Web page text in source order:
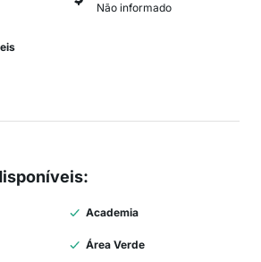
Não informado
:
Academia
Área Verde